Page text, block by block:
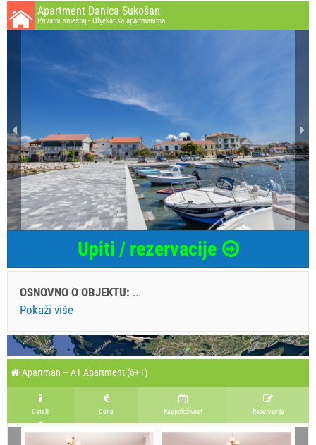
Apartment Danica Sukošan
Privatni smeštaj - Objekat sa apartmanima
Upiti / rezervacije
OSNOVNO O OBJEKTU: ...
Pokaži više
Apartman – A1 Apartment (6+1)
Detalji Cene Raspoloživost Rezervacije